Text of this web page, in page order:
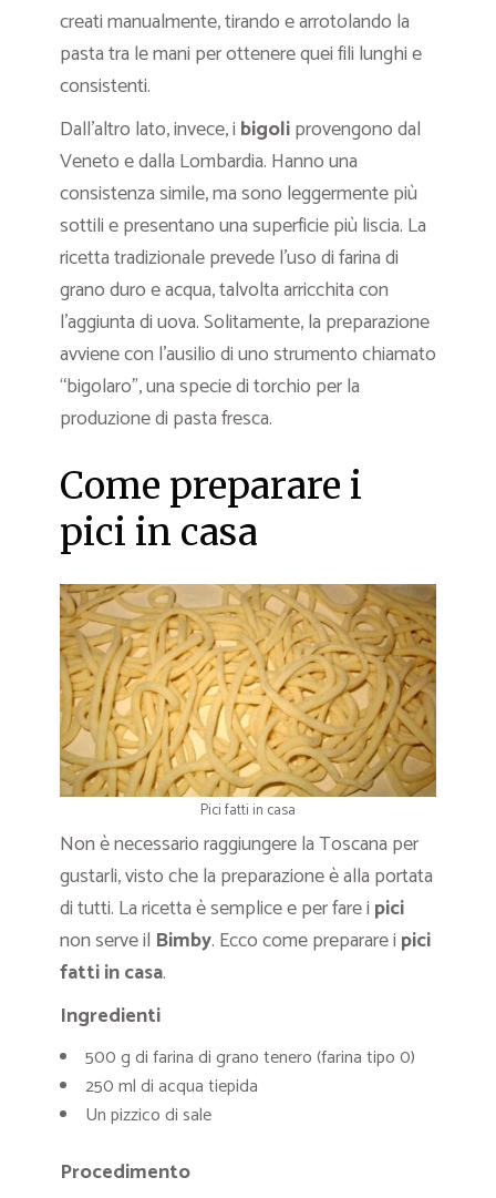
creati manualmente, tirando e arrotolando la
pasta tra le mani per ottenere quei fili lunghi e
consistenti.
Dall’altro lato, invece, i bigoliprovengono dal
Veneto e dalla Lombardia. Hanno una
consistenza simile, ma sono leggermente più
sottili e presentano una superficie più liscia. La
ricetta tradizionale prevede l’uso di farina di
grano duro e acqua, talvolta arricchita con
l’aggiunta di uova. Solitamente, la preparazione
avviene con l’ausilio di uno strumento chiamato
“bigolaro”, una specie di torchio per la
produzione di pasta fresca.
Come preparare i
pici in casa
Pici fatti in casa
Non è necessario raggiungere la Toscana per
gustarli, visto che la preparazione è alla portata
di tutti. La ricetta è semplice e per fare i pici
non serve il Bimby. Ecco come preparare i pici
fatti in casa.
Ingredienti
500 g di farina di grano tenero (farina tipo 0)
250 ml di acqua tiepida
Un pizzico di sale
Procedimento